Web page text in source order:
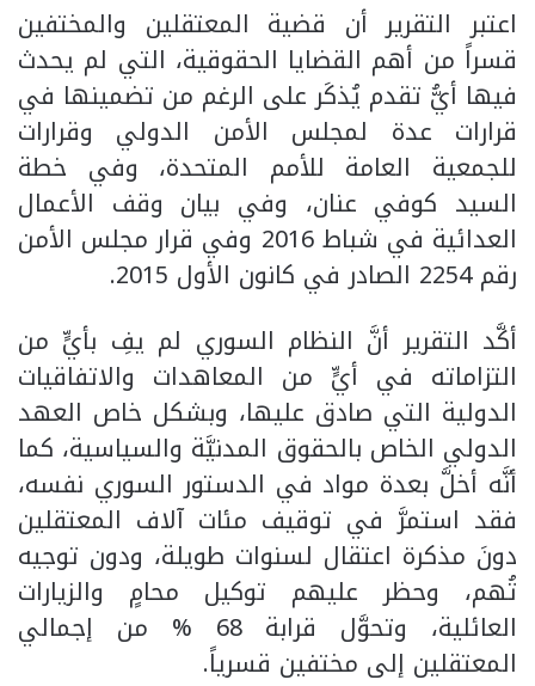
اعتبر التقرير أن قضية المعتقلين والمختفين
قسراً من أهم القضايا الحقوقية، التي لم يحدث
فيها أيُّ تقدم يُذكَر على الرغم من تضمينها في
قرارات عدة لمجلس الأمن الدولي وقرارات
للجمعية العامة للأمم المتحدة، وفي خطة
السيد كوفي عنان، وفي بيان وقف الأعمال
العدائية في شباط 2016 وفي قرار مجلس الأمن
رقم 2254 الصادر في كانون الأول 2015.
أكَّد التقرير أنَّ النظام السوري لم يفِ بأيٍّ من
التزاماته في أيٍّ من المعاهدات والاتفاقيات
الدولية التي صادق عليها، وبشكل خاص العهد
الدولي الخاص بالحقوق المدنيَّة والسياسية، كما
أنَّه أخلَّ بعدة مواد في الدستور السوري نفسه،
فقد استمرَّ في توقيف مئات آلاف المعتقلين
دونَ مذكرة اعتقال لسنوات طويلة، ودون توجيه
تُهم، وحظر عليهم توكيل محامٍ والزيارات
العائلية، وتحوَّل قرابة 68 % من إجمالي
المعتقلين إلى مختفين قسرياً.